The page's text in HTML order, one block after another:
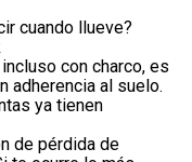
cuando llueve?
con charco, es
adherencia al suelo.
ya tienen
de pérdida de